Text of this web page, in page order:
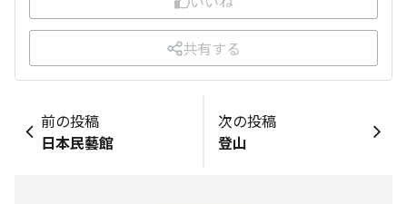
共有する
前の投稿
日本民藝館
次の投稿
登山